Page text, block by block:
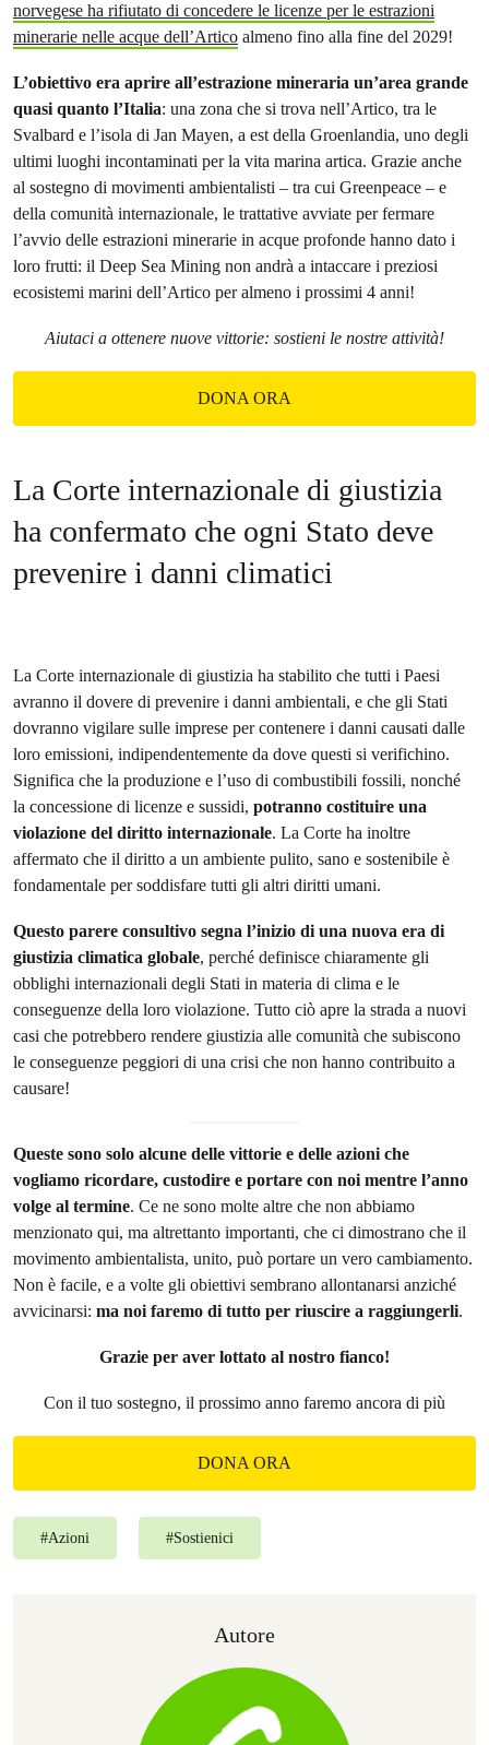
norvegese ha rifiutato di concedere le licenze per le estrazioni
minerarie nelle acque dell’Artico almeno fino alla fine del 2029!
L’obiettivo era aprire all’estrazione mineraria un’area grande
quasi quanto l’Italia: una zona che si trova nell’Artico, tra le
Svalbard e l’isola di Jan Mayen, a est della Groenlandia, uno degli
ultimi luoghi incontaminati per la vita marina artica. Grazie anche
al sostegno di movimenti ambientalisti – tra cui Greenpeace – e
della comunità internazionale, le trattative avviate per fermare
l’avvio delle estrazioni minerarie in acque profonde hanno dato i
loro frutti: il Deep Sea Mining non andrà a intaccare i preziosi
ecosistemi marini dell’Artico per almeno i prossimi 4 anni!
Aiutaci a ottenere nuove vittorie: sostieni le nostre attività!
DONA ORA
La Corte internazionale di giustizia
ha confermato che ogni Stato deve
prevenire i danni climatici
La Corte internazionale di giustizia ha stabilito che tutti i Paesi
avranno il dovere di prevenire i danni ambientali, e che gli Stati
dovranno vigilare sulle imprese per contenere i danni causati dalle
loro emissioni, indipendentemente da dove questi si verifichino.
Significa che la produzione e l’uso di combustibili fossili, nonché
la concessione di licenze e sussidi, potranno costituire una
violazione del diritto internazionale. La Corte ha inoltre
affermato che il diritto a un ambiente pulito, sano e sostenibile è
fondamentale per soddisfare tutti gli altri diritti umani.
Questo parere consultivo segna l’inizio di una nuova era di
giustizia climatica globale, perché definisce chiaramente gli
obblighi internazionali degli Stati in materia di clima e le
conseguenze della loro violazione. Tutto ciò apre la strada a nuovi
casi che potrebbero rendere giustizia alle comunità che subiscono
le conseguenze peggiori di una crisi che non hanno contribuito a
causare!
Queste sono solo alcune delle vittorie e delle azioni che
vogliamo ricordare, custodire e portare con noi mentre l’anno
volge al termine. Ce ne sono molte altre che non abbiamo
menzionato qui, ma altrettanto importanti, che ci dimostrano che il
movimento ambientalista, unito, può portare un vero cambiamento.
Non è facile, e a volte gli obiettivi sembrano allontanarsi anziché
avvicinarsi: ma noi faremo di tutto per riuscire a raggiungerli.
Grazie per aver lottato al nostro fianco!
Con il tuo sostegno, il prossimo anno faremo ancora di più
DONA ORA
#Azioni #Sostienici
Autore